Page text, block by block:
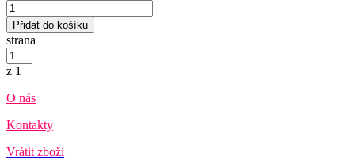
Přidat do košíku
strana
z 1
O nás
Kontakty
Vrátit zboží